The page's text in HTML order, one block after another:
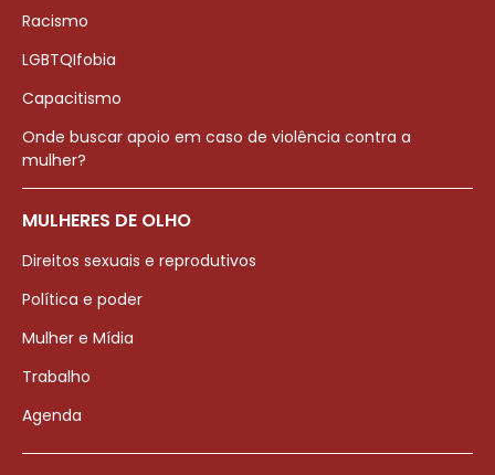
Racismo
LGBTQIfobia
Capacitismo
Onde buscar apoio em caso de violência contra a
mulher?
MULHERES DE OLHO
Direitos sexuais e reprodutivos
Política e poder
Mulher e Mídia
Trabalho
Agenda